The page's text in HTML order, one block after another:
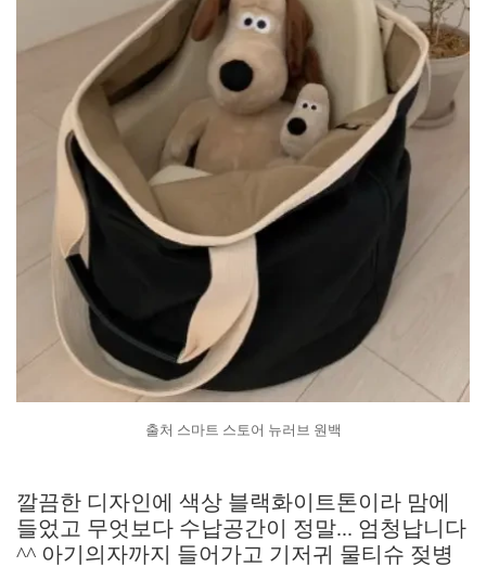
출처 스마트 스토어 뉴러브 원백
깔끔한 디자인에 색상 블랙화이트톤이라 맘에
들었고 무엇보다 수납공간이 정말... 엄청납니다
^^ 아기의자까지 들어가고 기저귀 물티슈 젖병